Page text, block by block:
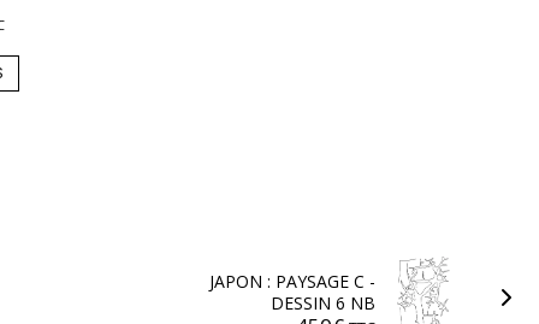
JAPON : PAYSAGE C -
DESSIN 6 NB